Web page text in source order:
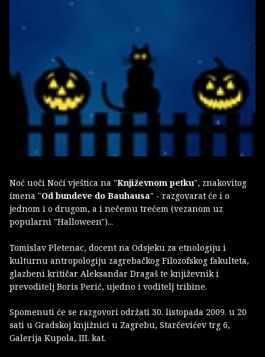
Noć uoči Noći vještica na "Književnom petku", znakovitog
imena "Od bundeve do Bauhausa" - razgovarat će i o
jednom i o drugom, a i nečemu trećem (vezanom uz
popularni "Halloween")...
Tomislav Pletenac, docent na Odsjeku za etnologiju i
kulturnu antropologiju zagrebačkog Filozofskog fakulteta,
glazbeni kritičar Aleksandar Dragaš te književnik i
prevoditelj Boris Perić, ujedno i voditelj tribine.
Spomenuti će se razgovori održati 30. listopada 2009. u 20
sati u Gradskoj knjižnici u Zagrebu, Starčevićev trg 6,
Galerija Kupola, III. kat.